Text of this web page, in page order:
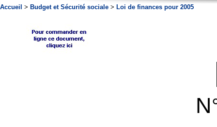
Accueil > Budget et Sécurité sociale > Loi de finances pour 2005
N